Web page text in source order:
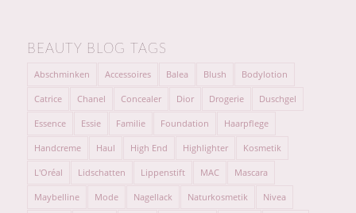
BEAUTY BLOG TAGS
Abschminken Accessoires Balea Blush Bodylotion
Catrice Chanel Concealer Dior Drogerie Duschgel
Essence Essie Familie Foundation Haarpflege
Handcreme Haul High End Highlighter Kosmetik
L'Oréal Lidschatten Lippenstift MAC Mascara
Maybelline Mode Nagellack Naturkosmetik Nivea